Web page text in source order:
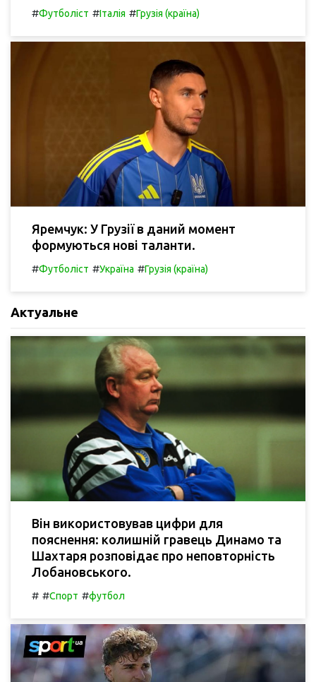
#Футболіст #Італія #Грузія (країна)
Яремчук: У Грузії в даний момент
формуються нові таланти.
#Футболіст #Україна #Грузія (країна)
Актуальне
Він використовував цифри для
пояснення: колишній гравець Динамо та
Шахтаря розповідає про неповторність
Лобановського.
# #Спорт #футбол